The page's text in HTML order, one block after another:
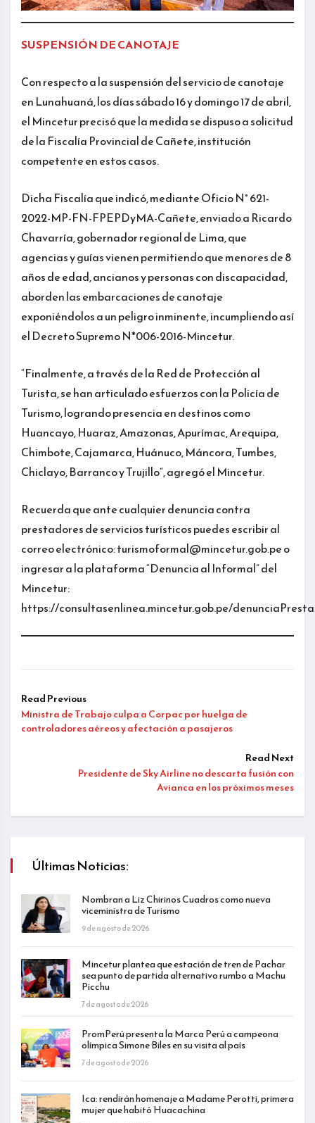
SUSPENSIÓN DE CANOTAJE
Con respecto a la suspensión del servicio de canotaje
en Lunahuaná, los días sábado 16 y domingo 17 de abril,
el Mincetur precisó que la medida se dispuso a solicitud
de la Fiscalía Provincial de Cañete, institución
competente en estos casos.
Dicha Fiscalía que indicó, mediante Oficio N° 621-
2022-MP-FN-FPEPDyMA-Cañete, enviado a Ricardo
Chavarría, gobernador regional de Lima, que
agencias y guías vienen permitiendo que menores de 8
años de edad, ancianos y personas con discapacidad,
aborden las embarcaciones de canotaje
exponiéndolos a un peligro inminente, incumpliendo así
el Decreto Supremo N*006-2016-Mincetur.
“Finalmente, a través de la Red de Protección al
Turista, se han articulado esfuerzos con la Policía de
Turismo, logrando presencia en destinos como
Huancayo, Huaraz, Amazonas, Apurímac, Arequipa,
Chimbote, Cajamarca, Huánuco, Máncora, Tumbes,
Chiclayo, Barranco y Trujillo”, agregó el Mincetur.
Recuerda que ante cualquier denuncia contra
prestadores de servicios turísticos puedes escribir al
correo electrónico: turismoformal@mincetur.gob.pe o
ingresar a la plataforma “Denuncia al Informal” del
Mincetur:
https://consultasenlinea.mincetur.gob.pe/
Read Previous
Ministra de Trabajo culpa a Corpac por huelga de
controladores aéreos y afectación a pasajeros
Read Next
Presidente de Sky Airline no descarta fusión con
Avianca en los próximos meses
Últimas Noticias:
Nombran a Liz Chirinos Cuadros como nueva
viceministra de Turismo
9 de agosto de 2026
Mincetur plantea que estación de tren de Pachar
sea punto de partida alternativo rumbo a Machu
Picchu
7 de agosto de 2026
PromPerú presenta la Marca Perú a campeona
olímpica Simone Biles en su visita al país
7 de agosto de 2026
Ica: rendirán homenaje a Madame Perotti, primera
mujer que habitó Huacachina